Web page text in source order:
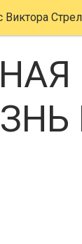
Виктора